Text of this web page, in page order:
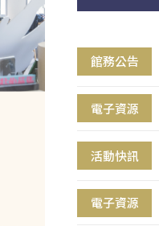
館務公告
電子資源
活動快訊
電子資源